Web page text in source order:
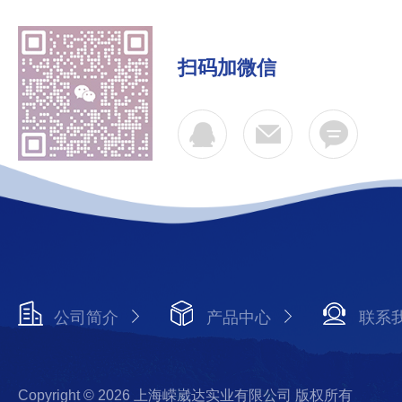
扫码加微信
公司简介 产品中心 联系
Copyright © 2026 上海嵘崴达实业有限公司 版权所有